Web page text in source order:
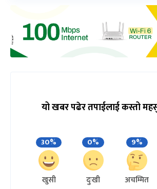
यो खबर पढेर तपाईलाई कस्तो
30%
खुसी
0%
दुःखी
9%
अचम्मित